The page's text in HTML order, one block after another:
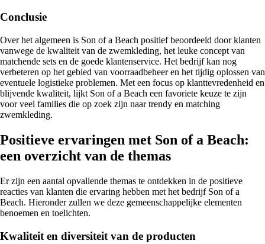
Conclusie
Over het algemeen is Son of a Beach positief beoordeeld door klanten
vanwege de kwaliteit van de zwemkleding, het leuke concept van
matchende sets en de goede klantenservice. Het bedrijf kan nog
verbeteren op het gebied van voorraadbeheer en het tijdig oplossen van
eventuele logistieke problemen. Met een focus op klanttevredenheid en
blijvende kwaliteit, lijkt Son of a Beach een favoriete keuze te zijn
voor veel families die op zoek zijn naar trendy en matching
zwemkleding.
Positieve ervaringen met Son of a Beach:
een overzicht van de themas
Er zijn een aantal opvallende themas te ontdekken in de positieve
reacties van klanten die ervaring hebben met het bedrijf Son of a
Beach. Hieronder zullen we deze gemeenschappelijke elementen
benoemen en toelichten.
Kwaliteit en diversiteit van de producten